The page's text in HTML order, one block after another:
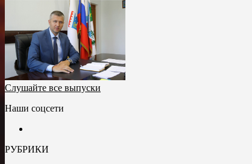
Слушайте все выпуски
Наши соцсети
РУБРИКИ